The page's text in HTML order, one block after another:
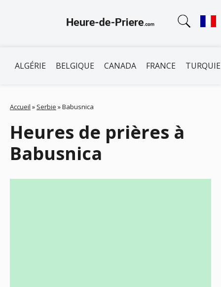
ALGÉRIE BELGIQUE CANADA FRANCE TURQUIE
Accueil » Serbie »Babusnica
Heures de prières à
Babusnica